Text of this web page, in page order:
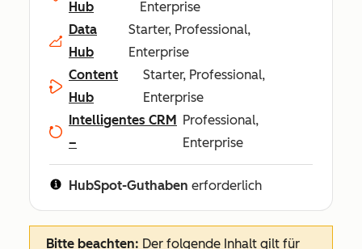
Hub
Enterprise
Data
Hub
Starter, Professional,
Enterprise
Content
Hub
Starter, Professional,
Enterprise
Intelligentes CRM
–
Professional,
Enterprise
HubSpot-Guthaben erforderlich
Bitte beachten: Der folgende Inhalt gilt für